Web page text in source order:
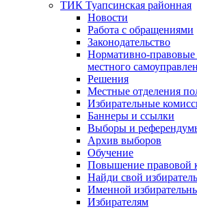
ТИК Туапсинская районная
Новости
Работа с обращениями
Законодательство
Нормативно-правовые
местного
Решения
Местные отделения
Избирательные
Баннеры и ссылки
Выборы и
Архив выборов
Обучение
Повышение правовой
Найди свой
Именной
Избирателям